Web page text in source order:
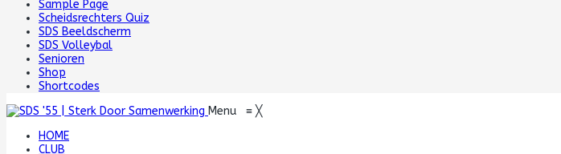
Sample Page
Scheidsrechters Quiz
SDS Beeldscherm
SDS Volleybal
Senioren
Shop
Shortcodes
Menu ≡ ╳
HOME
CLUB